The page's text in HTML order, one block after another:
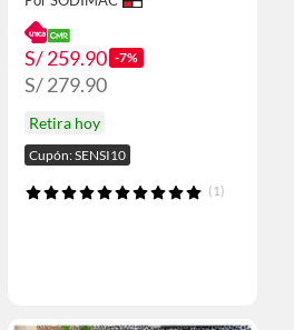
S/ 259.90 -7%
S/ 279.90
Retira hoy
Cupón: SENSI10
(1)